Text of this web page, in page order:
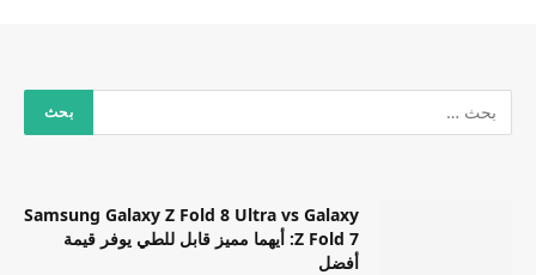
Samsung Galaxy Z Fold 8 Ultra vs Galaxy
Z Fold 7: أيهما مميز قابل للطي يوفر قيمة
أفضل